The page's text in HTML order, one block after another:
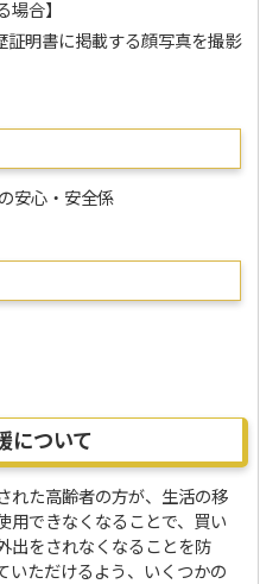
場合】
明書に掲載する顔写真を撮影
安心・安全係
について
れた高齢者の方が、生活の移
用できなくなることで、買い
出をされなくなることを防
いただけるよう、いくつかの